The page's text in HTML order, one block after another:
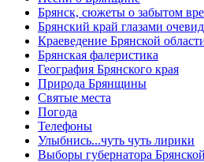
Брянск, сюжеты о забытом
Брянский край глазами
Краеведение Брянской
Брянская фалеристика
География Брянского края
Природа Брянщины
Святые места
Погода
Телефоны
Улыбнись...чуть чуть лирики
Выборы губернатора